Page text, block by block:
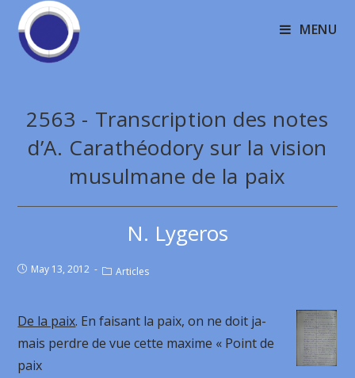
MENU
2563 - Transcription des notes
d’A. Carathéodory sur la vision
musulmane de la paix
N. Lygeros
May 13, 2012 Articles
De la paix. En faisant la paix, on ne doit ja-
mais perdre de vue cette maxime « Point de
paix